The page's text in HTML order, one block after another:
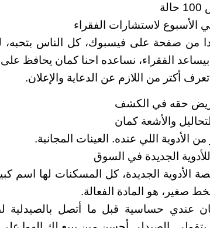
الأسبوع لاستشارات الفقراء
من صفحة على فيسبوك، كل الناس
الفقراء، نساعده احنا كمان يحافظ
أكتر من اللازم عن الدعاية والإعلان.
حقه في الكشف
والأشعة كمان
الأدوية اللي عنده. العينات المجانية.
الجديدة في السوق
الأدوية الجديدة، كل المسكنات لها اسم
صغير، هو المادة الفعالة.
عندي حساسية قبل ما أتصل بالصيدلية